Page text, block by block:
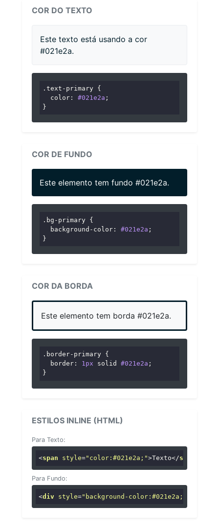
COR DO TEXTO
Este texto está usando a cor
#021e2a.
.text-primary {
color : #021e2a ;
}
COR DE FUNDO
Este elemento tem fundo #021e2a.
.bg-primary {
background-color : #021e2a ;
}
COR DA BORDA
Este elemento tem borda #021e2a.
.border-primary {
border : 1px solid #021e2a ;
}
ESTILOS INLINE (HTML)
Para Texto:
<span style="color:#021e2a;">Texto</span
Para Fundo:
<div style="background-color:#021e2a;"